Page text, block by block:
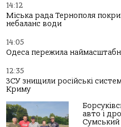
14:12
Міська рада Тернополя
небаланс води
14:05
Одеса пережила
12:35
ЗСУ знищили російські
Криму
авто і